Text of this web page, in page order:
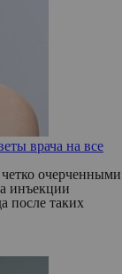
врача на все
очерченными
инъекции
после таких